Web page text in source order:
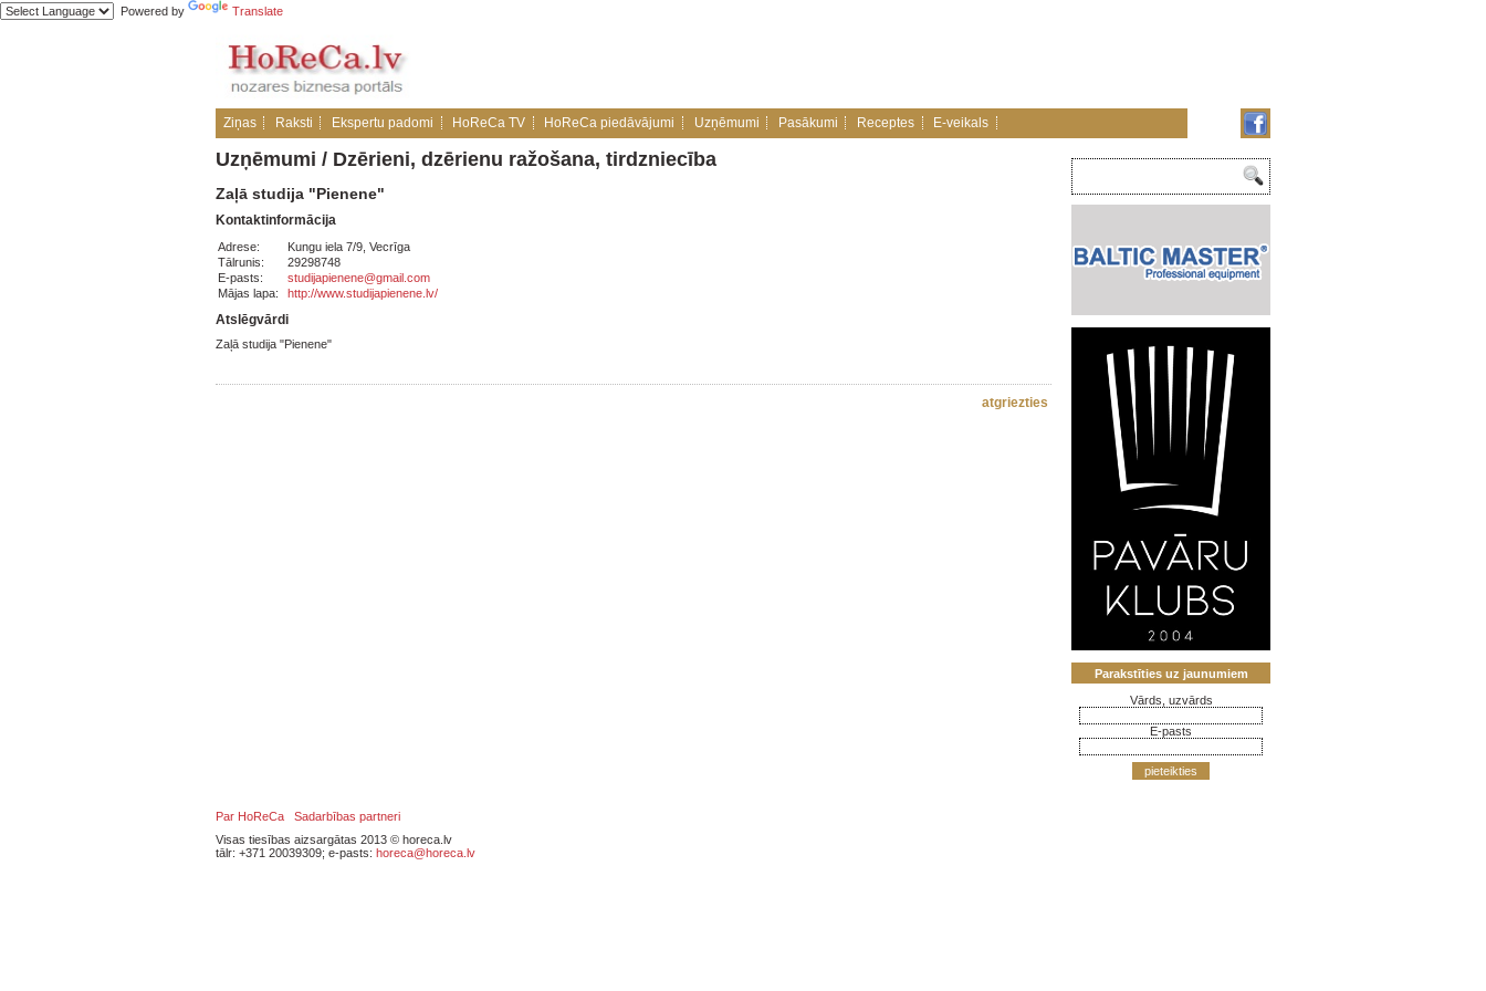
Powered by Translate
Ziņas Raksti Ekspertu padomi HoReCa TV HoReCa piedāvājumi Uzņēmumi Pasākumi Receptes E-veikals
Uzņēmumi / Dzērieni, dzērienu ražošana, tirdzniecība
Zaļā studija "Pienene"
Kontaktinformācija
Adrese:
Kungu iela 7/9, Vecrīga
Tālrunis:
29298748
E-pasts:
studijapienene@gmail.com
Mājas lapa:
http://www.studijapienene.lv/
Atslēgvārdi
Zaļā studija "Pienene"
atgriezties
Parakstīties uz jaunumiem
Vārds, uzvārds
E-pasts
pieteikties
Par HoReCa
Sadarbības partneri
Visas tiesības aizsargātas 2013 © horeca.lv
tālr: +371 20039309; e-pasts: horeca@horeca.lv